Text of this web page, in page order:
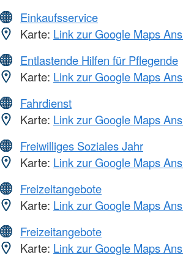
Einkaufsservice
Karte: Link zur Google Maps
Entlastende Hilfen für Pflegende
Karte: Link zur Google Maps
Fahrdienst
Karte: Link zur Google Maps
Freiwilliges Soziales Jahr
Karte: Link zur Google Maps
Freizeitangebote
Karte: Link zur Google Maps
Freizeitangebote
Karte: Link zur Google Maps